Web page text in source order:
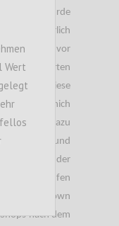
learning wurde
dies körperlich
Bett und vor
resultierten
Rücken, diese
habe ich mich
dazu
Matratze und
Bettes und der
kaufen
Lockdown
nach dem
Wert